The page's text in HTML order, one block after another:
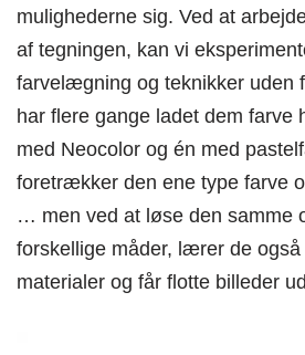
mulighederne sig. Ved at
af tegningen, kan vi
farvelægning og teknikker uden
har flere gange ladet dem farve
med Neocolor og én med
foretrækker den ene type farve
… men ved at løse den samme
forskellige måder, lærer de også
materialer og får flotte billeder